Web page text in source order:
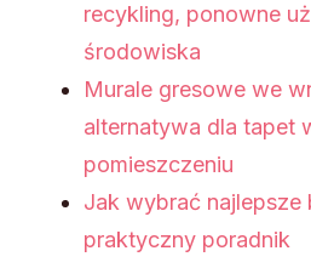
recykling, ponowne
środowiska
Murale gresowe we
alternatywa dla tapet
pomieszczeniu
Jak wybrać najlepsze
praktyczny poradnik